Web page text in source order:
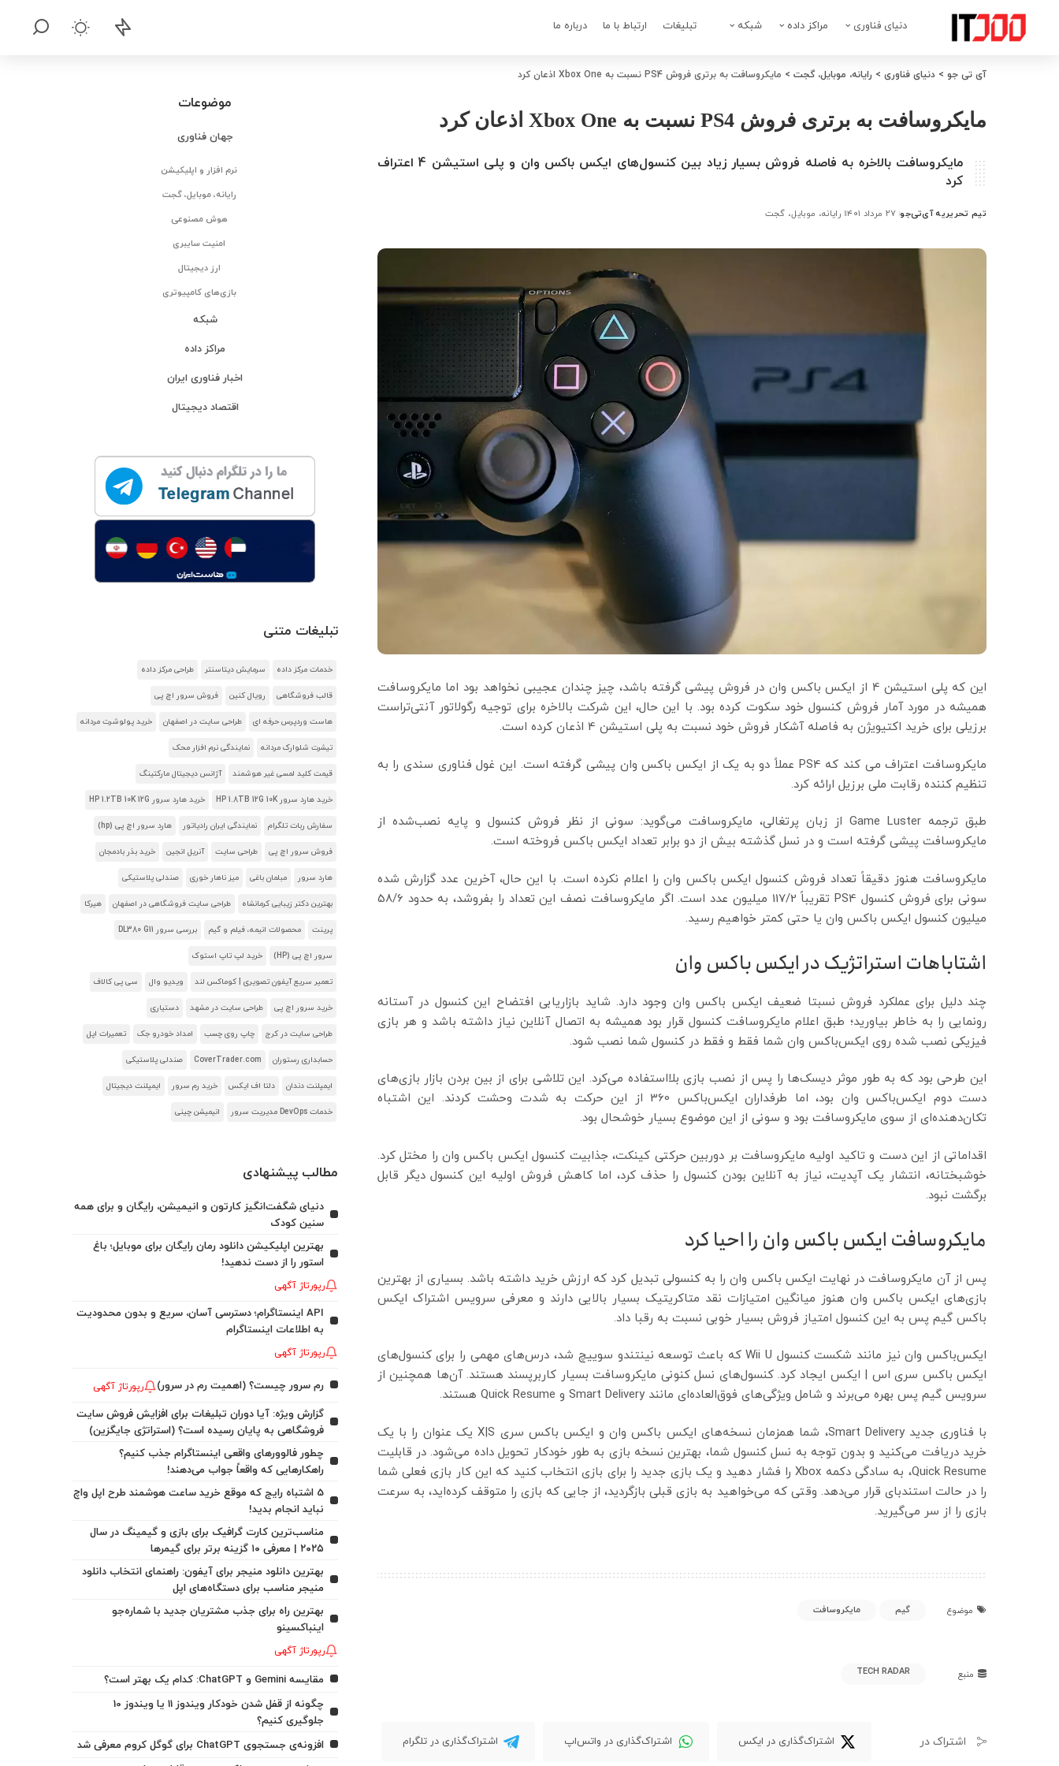
دنیای فناوری مراکز داده شبکه تبلیغات ارتباط با ما درباره ما
آی تی جو > دنیای فناوری > رایانه، موبایل، گجت > مایکروسافت به برتری فروش PS4 نسبت به Xbox One اذعان کرد
مایکروسافت به برتری فروش PS4 نسبت به Xbox One اذعان کرد
مایکروسافت بالاخره به فاصله فروش بسیار زیاد بین کنسول‌های ایکس باکس وان و پلی استیشن 4 اعتراف
کرد
ارسال
توسط
تیم تحریریه آی‌تی‌جو ۲۷ مرداد ۱۴۰۱ رایانه، موبایل، گجت
این که پلی استیشن 4 از ایکس باکس وان در فروش پیشی گرفته باشد، چیز چندان عجیبی نخواهد بود اما مایکروسافت
همیشه در مورد آمار فروش کنسول خود سکوت کرده بود. با این حال، این شرکت بالاخره برای توجیه رگولاتور آنتی‌تراست
برزیلی برای خرید اکتیویژن به فاصله آشکار فروش خود نسبت به پلی استیشن 4 اذعان کرده است.
مایکروسافت اعتراف می کند که PS4 عملاً دو به یک از ایکس باکس وان پیشی گرفته است. این غول فناوری سندی را به
تنظیم کننده رقابت ملی برزیل ارائه کرد.
طبق ترجمه Game Luster از زبان پرتغالی، مایکروسافت می‌گوید: سونی از نظر فروش کنسول و پایه نصب‌شده از
مایکروسافت پیشی گرفته است و در نسل گذشته بیش از دو برابر تعداد ایکس باکس فروخته است.
مایکروسافت هنوز دقیقاً تعداد فروش کنسول ایکس باکس وان را اعلام نکرده است. با این حال، آخرین عدد گزارش شده
سونی برای فروش کنسول PS4 تقریباً 117/2 میلیون عدد است. اگر مایکروسافت نصف این تعداد را بفروشد، به حدود 58/6
میلیون کنسول ایکس باکس وان یا حتی کمتر خواهیم رسید.
اشتاباهات استراتژیک در ایکس باکس وان
چند دلیل برای عملکرد فروش نسبتا ضعیف ایکس باکس وان وجود دارد. شاید بازاریابی افتضاح این کنسول در آستانه
رونمایی را به خاطر بیاورید؛ طبق اعلام مایکروسافت کنسول قرار بود همیشه به اتصال آنلاین نیاز داشته باشد و هر بازی
فیزیکی نصب شده روی ایکس‌باکس وان شما فقط و فقط در کنسول شما نصب شود.
این طرحی بود که به طور موثر دیسک‌ها را پس از نصب بازی بلااستفاده می‌کرد. این تلاشی برای از بین بردن بازار بازی‌های
دست دوم ایکس‌باکس وان بود، اما طرفداران ایکس‌باکس 360 از این حرکت به شدت وحشت کردند. این اشتباه
تکان‌دهنده‌ای از سوی مایکروسافت بود و سونی از این موضوع بسیار خوشحال بود.
اقداماتی از این دست و تاکید اولیه مایکروسافت بر دوربین حرکتی کینکت، جذابیت کنسول ایکس باکس وان را مختل کرد.
خوشبختانه، انتشار یک آپدیت، نیاز به آنلاین بودن کنسول را حذف کرد، اما کاهش فروش اولیه این کنسول دیگر قابل
برگشت نبود.
مایکروسافت ایکس باکس وان را احیا کرد
پس از آن مایکروسافت در نهایت ایکس باکس وان را به کنسولی تبدیل کرد که ارزش خرید داشته باشد. بسیاری از بهترین
بازی‌های ایکس باکس وان هنوز میانگین امتیازات نقد متاکریتیک بسیار بالایی دارند و معرفی سرویس اشتراک ایکس
باکس گیم پس به این کنسول امتیاز فروش بسیار خوبی نسبت به رقبا داد.
ایکس‌باکس وان نیز مانند شکست کنسول Wii U که باعث توسعه نینتندو سوییچ شد، درس‌های مهمی را برای کنسول‌های
ایکس باکس سری اس | ایکس ایجاد کرد. کنسول‌های نسل کنونی مایکروسافت بسیار کاربرپسند هستند. آن‌ها همچنین از
سرویس گیم پس بهره می‌برند و شامل ویژگی‌های فوق‌العاده‌ای مانند Smart Delivery و Quick Resume هستند.
با فناوری جدید Smart Delivery، شما همزمان نسخه‌های ایکس باکس وان و ایکس باکس سری X|S یک عنوان را با یک
خرید دریافت می‌کنید و بدون توجه به نسل کنسول شما، بهترین نسخه بازی به طور خودکار تحویل داده می‌شود. در قابلیت
Quick Resume، به سادگی دکمه Xbox را فشار دهید و یک بازی جدید را برای بازی انتخاب کنید که این کار بازی فعلی شما
را در حالت استندبای قرار می‌دهد. وقتی که می‌خواهید به بازی قبلی بازگردید، از جایی که بازی را متوقف کرده‌اید، به سرعت
بازی را از سر می‌گیرید.
موضوع گیم مایکروسافت
منبع TECH RADAR
اشتراک در اشتراک‌گذاری در ایکس اشتراک‌گذاری در واتس‌اپ اشتراک‌گذاری در تلگرام
موضوعات
جهان فناوری
نرم افزار و اپلیکیشن
رایانه، موبایل، گجت
هوش مصنوعی
امنیت سایبری
ارز دیجیتال
بازی‌های کامپیوتری
شبکه
مراکز داده
اخبار فناوری ایران
اقتصاد دیجیتال
تبلیغات متنی
خدمات مرکز داده سرمایش دیتاسنتر طراحی مرکز داده
قالب فروشگاهی رویال کنین فروش سرور اچ پی
هاست وردپرس حرفه ای طراحی سایت در اصفهان خرید پولوشرت مردانه
تیشرت شلوارک مردانه نمایندگی نرم افزار محک
قیمت کلید لمسی غیر هوشمند آژانس دیجیتال مارکتینگ
خرید هارد سرور HP 1.8TB 12G 10K خرید هارد سرور HP 1.2TB 10K 12G
سفارش ربات تلگرام نمایندگی ایران رادیاتور هارد سرور اچ پی (hp)
فروش سرور اچ پی طراحی سایت آنریل انجین خرید بذر بادمجان
هارد سرور مبلمان باغی میز ناهار خوری صندلی پلاستیکی
بهترین دکتر زیبایی کرمانشاه طراحی سایت فروشگاهی در اصفهان هیرکا
پرینت محصولات انیمه، فیلم و گیم بررسی سرور DL380 G11
سرور اچ پی (HP) خرید لپ تاپ استوک
تعمیر سریع آیفون تصویری | کوماکس لند ویدیو وال سی پی کالاف
خرید سرور اچ پی طراحی سایت در مشهد دستیاری
طراحی سایت در کرج چاپ روی چسب امداد خودرو جک تعمیرات اپل
حسابداری رستوران CoverTrader.com صندلی پلاستیکی
ایمپلنت دندان دلتا اف ایکس خرید رم سرور ایمپلنت دیجیتال
خدمات DevOps مدیریت سرور انیمیشن چینی
مطالب پیشنهادی
دنیای شگفت‌انگیز کارتون و انیمیشن، رایگان و برای همه
سنین کودک
بهترین اپلیکیشن دانلود رمان رایگان برای موبایل؛ باغ
استور را از دست ندهید!
رپورتاژ آگهی
API اینستاگرام؛ دسترسی آسان، سریع و بدون محدودیت
به اطلاعات اینستاگرام
رپورتاژ آگهی
رم سرور چیست؟ (اهمیت رم در سرور) رپورتاژ آگهی
گزارش ویژه: آیا دوران تبلیغات برای افزایش فروش سایت
فروشگاهی به پایان رسیده است؟ (استراتژی جایگزین)
چطور فالوورهای واقعی اینستاگرام جذب کنیم؟
راهکارهایی که واقعاً جواب می‌دهند!
5 اشتباه رایج که موقع خرید ساعت هوشمند طرح اپل واچ
نباید انجام بدید!
مناسب‌ترین کارت گرافیک برای بازی و گیمینگ در سال
۲۰۲۵ | معرفی ۱۰ گزینه برتر برای گیمرها
بهترین دانلود منیجر برای آیفون: راهنمای انتخاب دانلود
منیجر مناسب برای دستگاه‌های اپل
بهترین راه برای جذب مشتریان جدید با شماره‌جو
اینباکسینو
رپورتاژ آگهی
مقایسه Gemini و ChatGPT: کدام یک بهتر است؟
چگونه از قفل شدن خودکار ویندوز 11 یا ویندوز 10
جلوگیری کنیم؟
افزونه‌ی جستجوی ChatGPT برای گوگل کروم معرفی شد